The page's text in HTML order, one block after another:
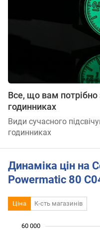
Все, що вам потрібно
годинниках
Види сучасного
годинниках
Динаміка цін на
Powermatic 80
Ціна К-сть магазинів
60 000